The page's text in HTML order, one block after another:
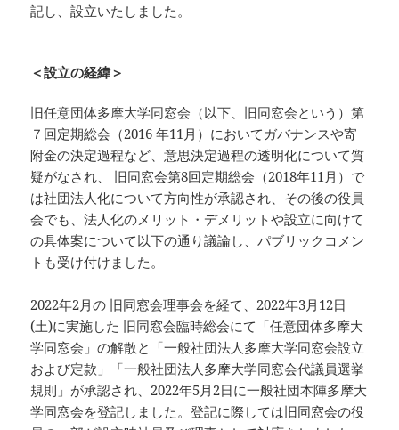
記し、設立いたしました。
＜設立の経緯＞
旧任意団体多摩大学同窓会（以下、旧同窓会という）第
７回定期総会（2016 年11月）においてガバナンスや寄
附金の決定過程など、意思決定過程の透明化について質
疑がなされ、 旧同窓会第8回定期総会（2018年11月）で
は社団法人化について方向性が承認され、その後の役員
会でも、法人化のメリット・デメリットや設立に向けて
の具体案について以下の通り議論し、パブリックコメン
トも受け付けました。
2022年2月の 旧同窓会理事会を経て、2022年3月12日
(土)に実施した 旧同窓会臨時総会にて「任意団体多摩大
学同窓会」の解散と「一般社団法人多摩大学同窓会設立
および定款」「一般社団法人多摩大学同窓会代議員選挙
規則」が承認され、2022年5月2日に一般社団本陣多摩大
学同窓会を登記しました。登記に際しては旧同窓会の役